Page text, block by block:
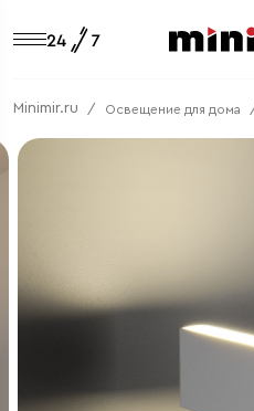
Minimir.ru Освещение для дома